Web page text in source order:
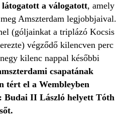
a válogatott, amely
Amszterdam legjobbjaival.
(góljainkat a triplázó Kocsis
végződő kilencven perc
kilenc nappal későbbi
csapatának
tért el a Wembleyben
Budai II László helyett Tóth